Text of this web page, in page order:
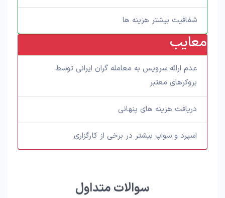
شفافیت بیشتر هزینه ها
معایب
عدم ارائه سرویس به معامله گران ایرانی توسط
بروکرهای معتبر
دریافت هزینه های پنهانی
اسپرد و سواپ بیشتر در برخی از کارگزاری
سوالات متداول